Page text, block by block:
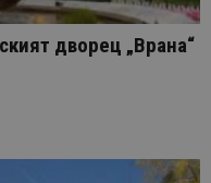
дворец „Врана“